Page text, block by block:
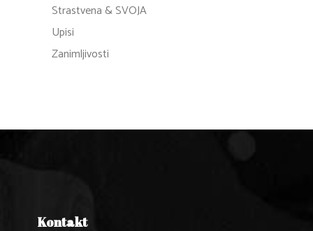
Strastvena & SVOJA
Upisi
Zanimljivosti
Kontakt